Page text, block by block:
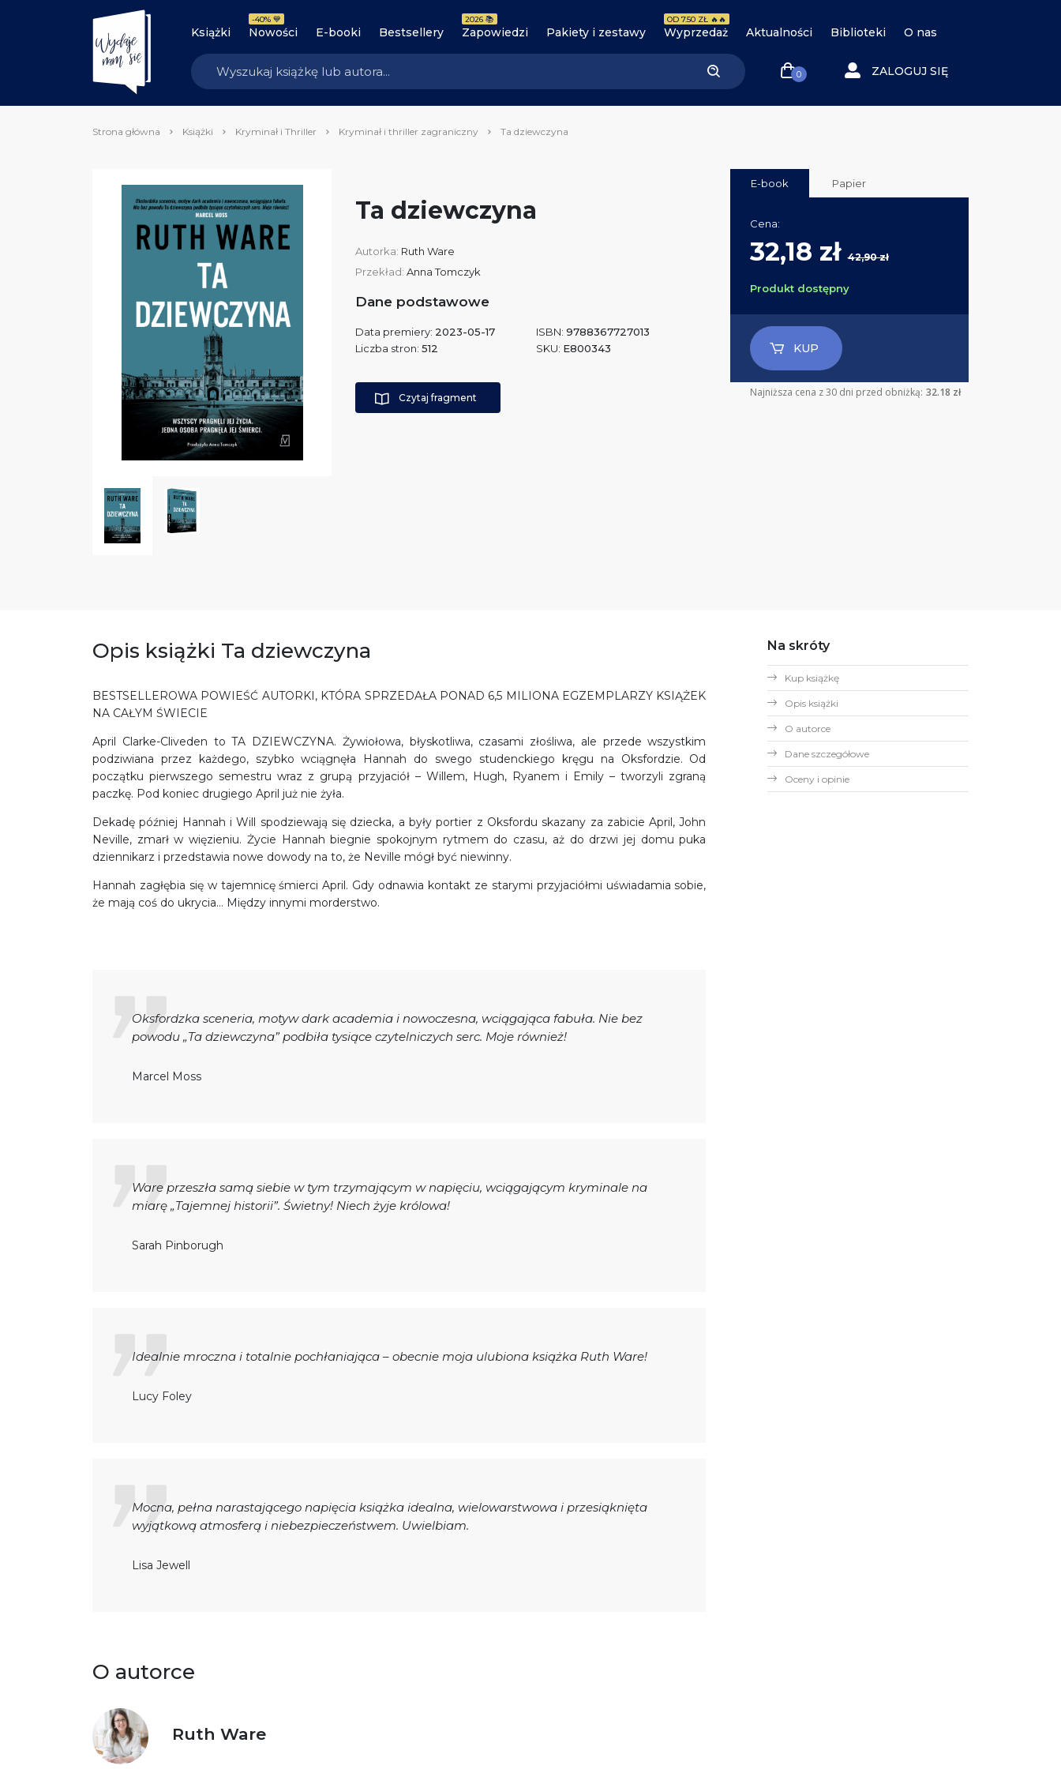
Książki Nowości
-40% 💙
E-booki Bestsellery Zapowiedzi
2026 📚
Pakiety i zestawy Wyprzedaż
OD 7.50 ZŁ 🔥🔥
Aktualności Biblioteki O nas
0 ZALOGUJ SIĘ
Strona główna Książki Kryminał i Thriller Kryminał i thriller zagraniczny Ta dziewczyna
Ta dziewczyna
Autorka: Ruth Ware
Przekład: Anna Tomczyk
Dane podstawowe
Data premiery: 2023-05-17
Liczba stron: 512
ISBN: 9788367727013
SKU: E800343
Czytaj fragment
E-book Papier
Cena:
32,18 zł42,90 zł
Produkt dostępny
KUP
Najniższa cena z 30 dni przed obniżką: 32.18 zł
Opis książki Ta dziewczyna
BESTSELLEROWA POWIEŚĆ AUTORKI, KTÓRA SPRZEDAŁA PONAD 6,5 MILIONA EGZEMPLARZY KSIĄŻEK
NA CAŁYM ŚWIECIE
April Clarke-Cliveden to TA DZIEWCZYNA. Żywiołowa, błyskotliwa, czasami złośliwa, ale przede wszystkim
podziwiana przez każdego, szybko wciągnęła Hannah do swego studenckiego kręgu na Oksfordzie. Od
początku pierwszego semestru wraz z grupą przyjaciół – Willem, Hugh, Ryanem i Emily – tworzyli zgraną
paczkę. Pod koniec drugiego April już nie żyła.
Dekadę później Hannah i Will spodziewają się dziecka, a były portier z Oksfordu skazany za zabicie April, John
Neville, zmarł w więzieniu. Życie Hannah biegnie spokojnym rytmem do czasu, aż do drzwi jej domu puka
dziennikarz i przedstawia nowe dowody na to, że Neville mógł być niewinny.
Hannah zagłębia się w tajemnicę śmierci April. Gdy odnawia kontakt ze starymi przyjaciółmi uświadamia sobie,
że mają coś do ukrycia… Między innymi morderstwo.
Oksfordzka sceneria, motyw dark academia i nowoczesna, wciągająca fabuła. Nie bez
powodu „Ta dziewczyna” podbiła tysiące czytelniczych serc. Moje również!
Marcel Moss
Ware przeszła samą siebie w tym trzymającym w napięciu, wciągającym kryminale na
miarę „Tajemnej historii”. Świetny! Niech żyje królowa!
Sarah Pinborugh
Idealnie mroczna i totalnie pochłaniająca – obecnie moja ulubiona książka Ruth Ware!
Lucy Foley
Mocna, pełna narastającego napięcia książka idealna, wielowarstwowa i przesiąknięta
wyjątkową atmosferą i niebezpieczeństwem. Uwielbiam.
Lisa Jewell
O autorce
Ruth Ware
Na skróty
Kup książkę
Opis książki
O autorce
Dane szczegółowe
Oceny i opinie